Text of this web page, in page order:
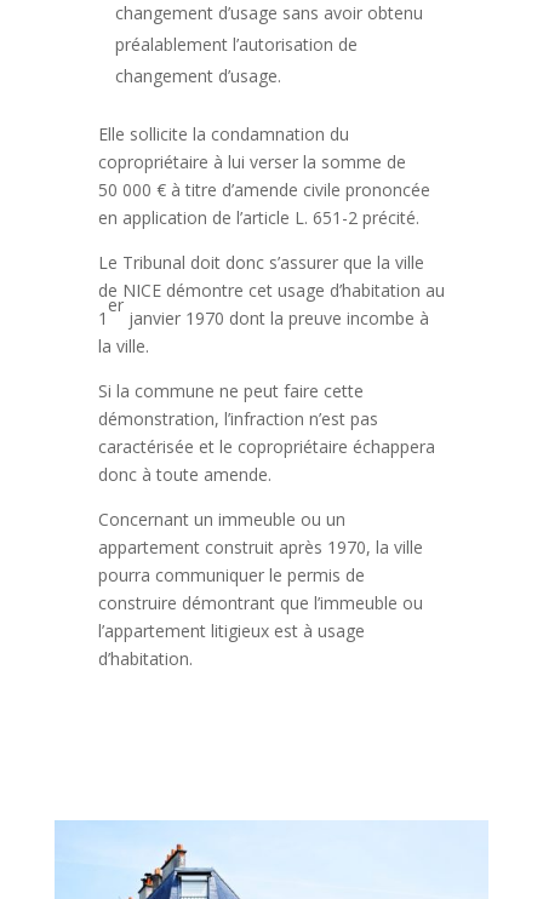
changement d’usage sans avoir obtenu
préalablement l’autorisation de
changement d’usage.
Elle sollicite la condamnation du
copropriétaire à lui verser la somme de
50 000 € à titre d’amende civile prononcée
en application de l’article L. 651-2 précité.
Le Tribunal doit donc s’assurer que la ville
de NICE démontre cet usage d’habitation au
1
er
janvier 1970 dont la preuve incombe à
la ville.
Si la commune ne peut faire cette
démonstration, l’infraction n’est pas
caractérisée et le copropriétaire échappera
donc à toute amende.
Concernant un immeuble ou un
appartement construit après 1970, la ville
pourra communiquer le permis de
construire démontrant que l’immeuble ou
l’appartement litigieux est à usage
d’habitation.